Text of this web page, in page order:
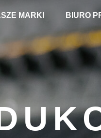
MARKI BIURO